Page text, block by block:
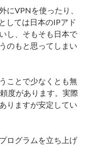
にVPNを使ったり、
しては日本のIPアド
し、そもそも日本で
のもと思ってしまい
ことで少なくとも無
度があります。実際
りますが安定してい
ログラムを立ち上げ